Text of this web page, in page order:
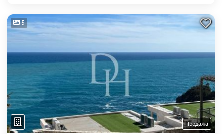
5
Продажа